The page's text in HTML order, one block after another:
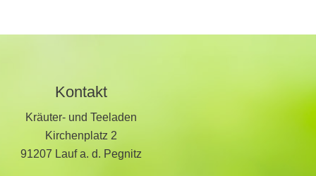
Kontakt
Kräuter- und Teeladen
Kirchenplatz 2
91207 Lauf a. d. Pegnitz